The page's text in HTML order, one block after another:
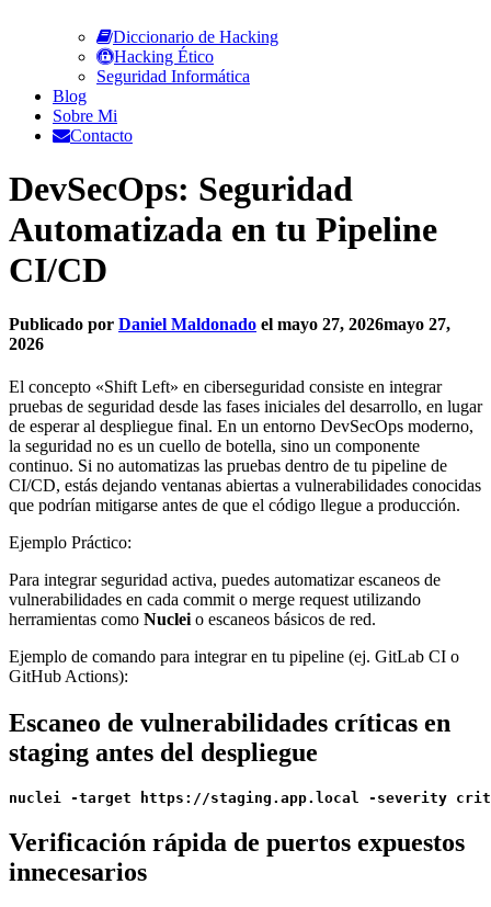
Diccionario de Hacking
Hacking Ético
Seguridad Informática
Blog
Sobre Mi
Contacto
DevSecOps: Seguridad
Automatizada en tu Pipeline
CI/CD
Publicado por Daniel Maldonado el mayo 27, 2026mayo 27,
2026
El concepto «Shift Left» en ciberseguridad consiste en integrar
pruebas de seguridad desde las fases iniciales del desarrollo, en lugar
de esperar al despliegue final. En un entorno DevSecOps moderno,
la seguridad no es un cuello de botella, sino un componente
continuo. Si no automatizas las pruebas dentro de tu pipeline de
CI/CD, estás dejando ventanas abiertas a vulnerabilidades conocidas
que podrían mitigarse antes de que el código llegue a producción.
Ejemplo Práctico:
Para integrar seguridad activa, puedes automatizar escaneos de
vulnerabilidades en cada commit o merge request utilizando
herramientas como Nuclei o escaneos básicos de red.
Ejemplo de comando para integrar en tu pipeline (ej. GitLab CI o
GitHub Actions):
Escaneo de vulnerabilidades críticas en
staging antes del despliegue
nuclei -target https://staging.app.local -severity
Verificación rápida de puertos expuestos
innecesarios